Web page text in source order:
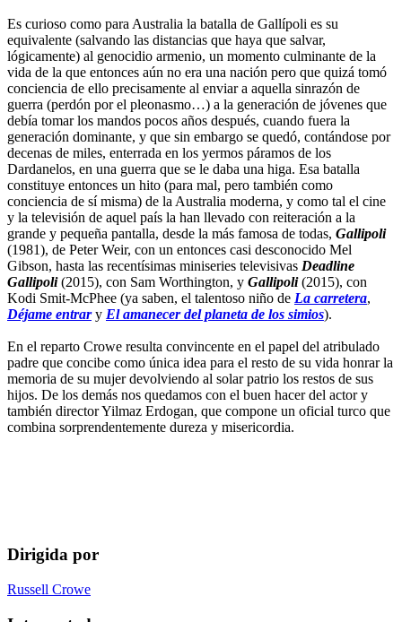
Es curioso como para Australia la batalla de Gallípoli es su
equivalente (salvando las distancias que haya que salvar,
lógicamente) al genocidio armenio, un momento culminante de la
vida de la que entonces aún no era una nación pero que quizá tomó
conciencia de ello precisamente al enviar a aquella sinrazón de
guerra (perdón por el pleonasmo…) a la generación de jóvenes que
debía tomar los mandos pocos años después, cuando fuera la
generación dominante, y que sin embargo se quedó, contándose por
decenas de miles, enterrada en los yermos páramos de los
Dardanelos, en una guerra que se le daba una higa. Esa batalla
constituye entonces un hito (para mal, pero también como
conciencia de sí misma) de la Australia moderna, y como tal el cine
y la televisión de aquel país la han llevado con reiteración a la
grande y pequeña pantalla, desde la más famosa de todas, Gallipoli
(1981), de Peter Weir, con un entonces casi desconocido Mel
Gibson, hasta las recentísimas miniseries televisivas Deadline
Gallipoli(2015), con Sam Worthington, y Gallipoli (2015), con
Kodi Smit-McPhee (ya saben, el talentoso niño de La carretera,
Déjame entrary El amanecer del planeta de los simios).
En el reparto Crowe resulta convincente en el papel del atribulado
padre que concibe como única idea para el resto de su vida honrar la
memoria de su mujer devolviendo al solar patrio los restos de sus
hijos. De los demás nos quedamos con el buen hacer del actor y
también director Yilmaz Erdogan, que compone un oficial turco que
combina sorprendentemente dureza y misericordia.
Dirigida por
Russell Crowe